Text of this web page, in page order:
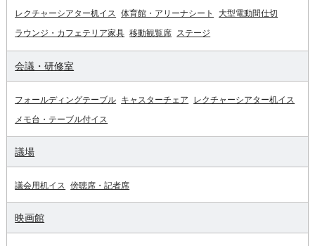
レクチャーシアター机イス 体育館・アリーナシート
大型電動間仕切
ラウンジ・カフェテリア家具 移動観覧席 ステージ
会議・研修室
フォールディングテーブル キャスターチェア
レクチャーシアター机イス
メモ台・テーブル付イス
議場
議会用机イス 傍聴席・記者席
映画館